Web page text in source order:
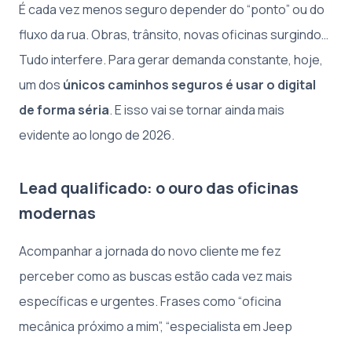
É cada vez menos seguro depender do “ponto” ou do
fluxo da rua. Obras, trânsito, novas oficinas surgindo…
Tudo interfere. Para gerar demanda constante, hoje,
um dos únicos caminhos seguros é usar o digital
de forma séria. E isso vai se tornar ainda mais
evidente ao longo de 2026.
Lead qualificado: o ouro das oficinas
modernas
Acompanhar a jornada do novo cliente me fez
perceber como as buscas estão cada vez mais
específicas e urgentes. Frases como “oficina
mecânica próximo a mim”, “especialista em Jeep